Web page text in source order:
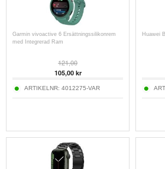
Garmin vivoactive 6 Ersättningssilikonrem
med Integrerad Ram
121,00
105,00kr
ARTIKELNR: 4012275-VAR
Huawei